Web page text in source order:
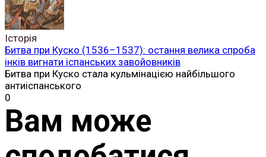
Історія
Битва при Куско (1536–1537): остання велика спроба
інків вигнати іспанських завойовників
Битва при Куско стала кульмінацією найбільшого
антиіспанського
0
Вам може